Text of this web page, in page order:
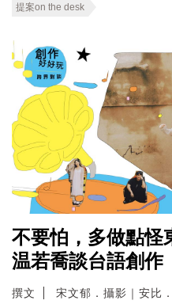
提案on the desk
不要怕，多做點
温若喬談台語創作
撰文 宋文郁．攝影｜安比